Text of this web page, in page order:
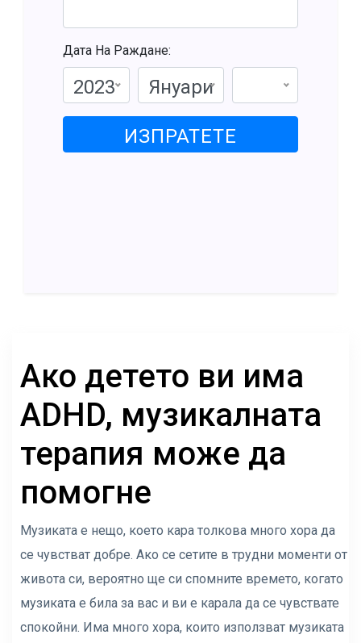
Дата На Раждане:
2023 Януари
ИЗПРАТЕТЕ
Ако детето ви има
ADHD, музикалната
терапия може да
помогне
Музиката е нещо, което кара толкова много хора да
се чувстват добре. Ако се сетите в трудни моменти от
живота си, вероятно ще си спомните времето, когато
музиката е била за вас и ви е карала да се чувствате
спокойни. Има много хора, които използват музиката